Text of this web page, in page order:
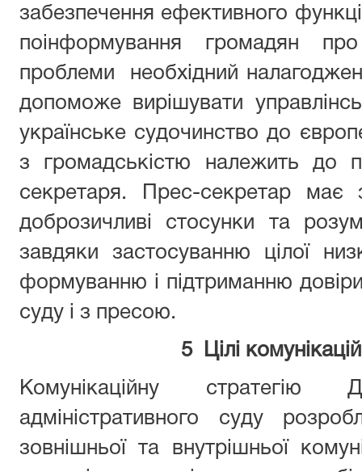
забезпечення ефективного
поінформування громадян
проблеми необхідний
допоможе вирішувати
українське судочинство до
з громадськістю належить до
секретаря. Прес-секретар має
доброзичливі стосунки та
завдяки застосуванню цілої
формуванню і підтриманню
суду і з пресою.
5 Цілі
Комунікаційну стратегію
адміністративного суду
зовнішньої та внутрішньої